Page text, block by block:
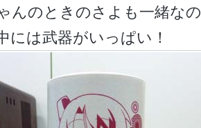
んのときのさよも一緒な
には武器がいっぱい！